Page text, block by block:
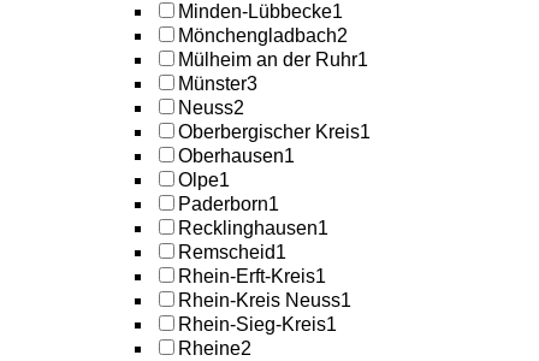
Minden-Lübbecke1
Mönchengladbach2
Mülheim an der Ruhr1
Münster3
Neuss2
Oberbergischer Kreis1
Oberhausen1
Olpe1
Paderborn1
Recklinghausen1
Remscheid1
Rhein-Erft-Kreis1
Rhein-Kreis Neuss1
Rhein-Sieg-Kreis1
Rheine2